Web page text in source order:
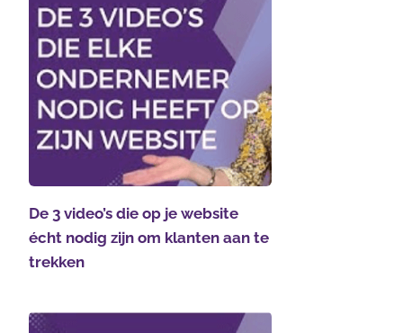
De 3 video’s die op je website
écht nodig zijn om klanten aan te
trekken